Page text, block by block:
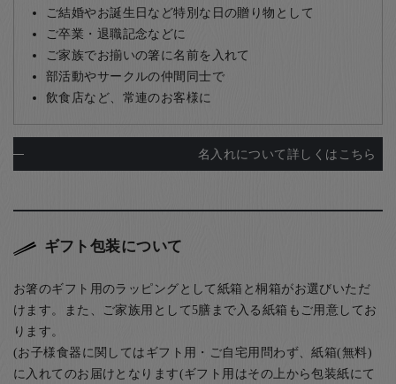
ご結婚やお誕生日など特別な日の贈り物として
ご卒業・退職記念などに
ご家族でお揃いの箸に名前を入れて
部活動やサークルの仲間同士で
飲食店など、常連のお客様に
名入れについて詳しくはこちら
ギフト包装について
お箸のギフト用のラッピングとして紙箱と桐箱がお選びいただ
けます。また、ご家族用として5膳まで入る紙箱もご用意してお
ります。
(お子様食器に関してはギフト用・ご自宅用問わず、紙箱(無料)
に入れてのお届けとなります(ギフト用はその上から包装紙にて